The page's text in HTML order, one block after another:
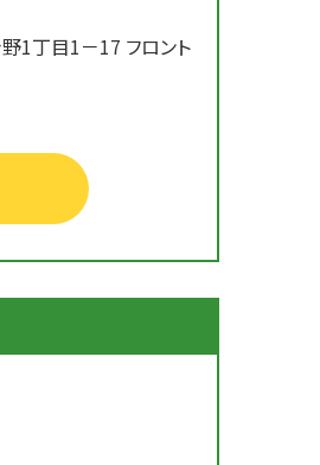
1丁目1－17 フロント